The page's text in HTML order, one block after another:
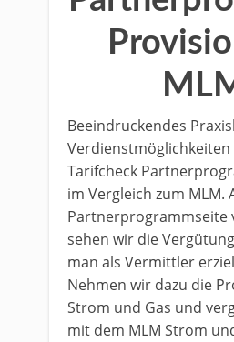
Beeindruckendes
Tarifcheck
im Vergleich zum MLM.
Partnerprogrammseite
sehen wir die
man als Vermittler
Nehmen wir dazu die
Strom und Gas und
mit dem MLM Strom